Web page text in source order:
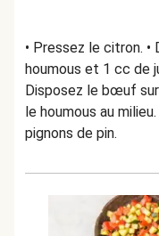
• Pressez le citron.
houmous et 1 cc de
Disposez le bœuf
le houmous au
pignons de pin.